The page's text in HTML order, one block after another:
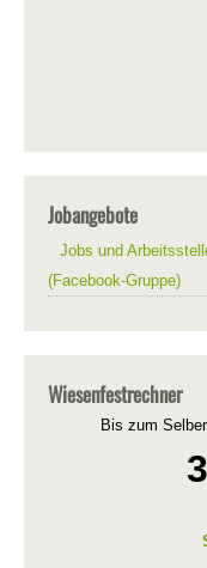
Jobangebote
Jobs und
(Facebook-Gruppe)
Wiesenfestrechner
Bis zum